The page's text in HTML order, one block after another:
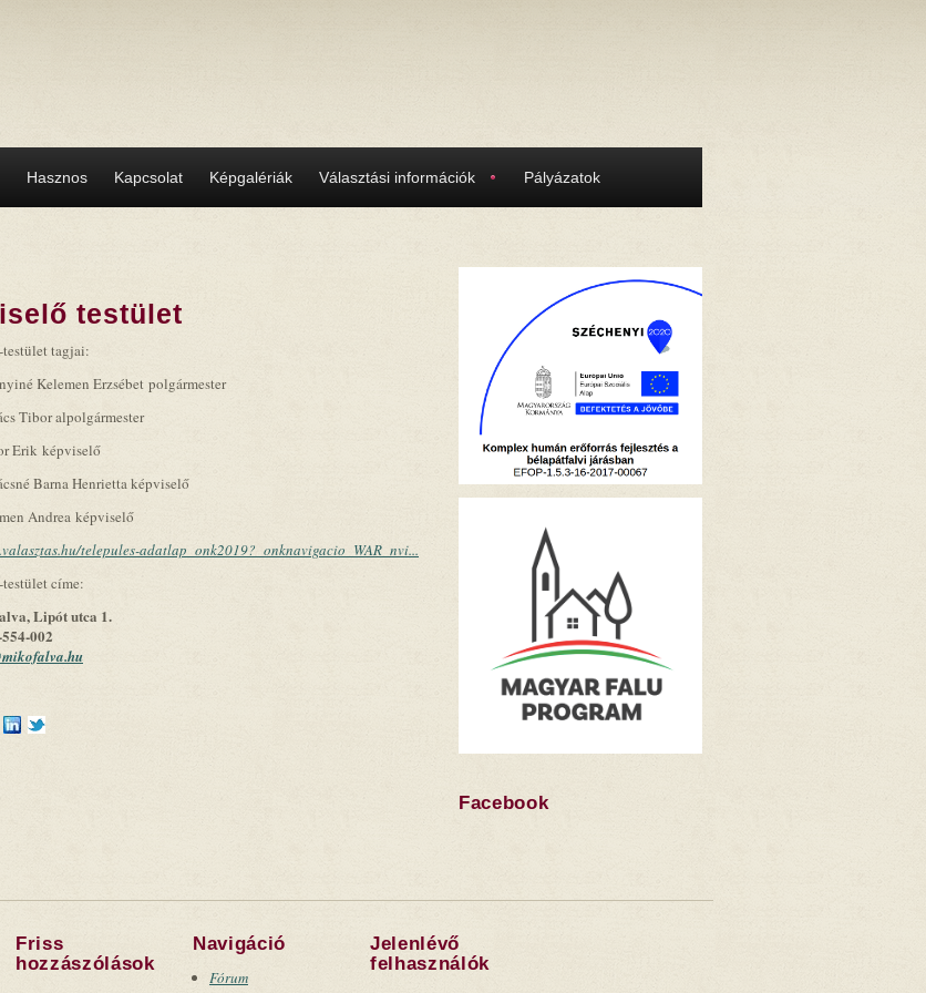
Hasznos Kapcsolat Képgalériák Választási információk Pályázatok
testület
tagjai:
Kelemen Erzsébet polgármester
Tibor alpolgármester
Erik képviselő
Barna Henrietta képviselő
Andrea képviselő
telepules-adatlap_onk2019?_onknavigacio_WAR_nvi...
címe:
Lipót utca 1.
002
Facebook
Friss
hozzászólások
Navigáció
Fórum
Jelenlévő
felhasználók